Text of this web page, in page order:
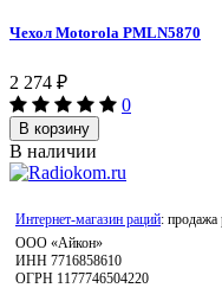
Чехол Motorola PMLN5870
2 274 ₽
0
В корзину
В наличии
Интернет-магазин раций: продажа
ООО «Айкон»
ИНН 7716858610
ОГРН 1177746504220